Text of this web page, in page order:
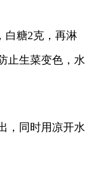
白糖2克，再淋
止生菜变色，水
，同时用凉开水